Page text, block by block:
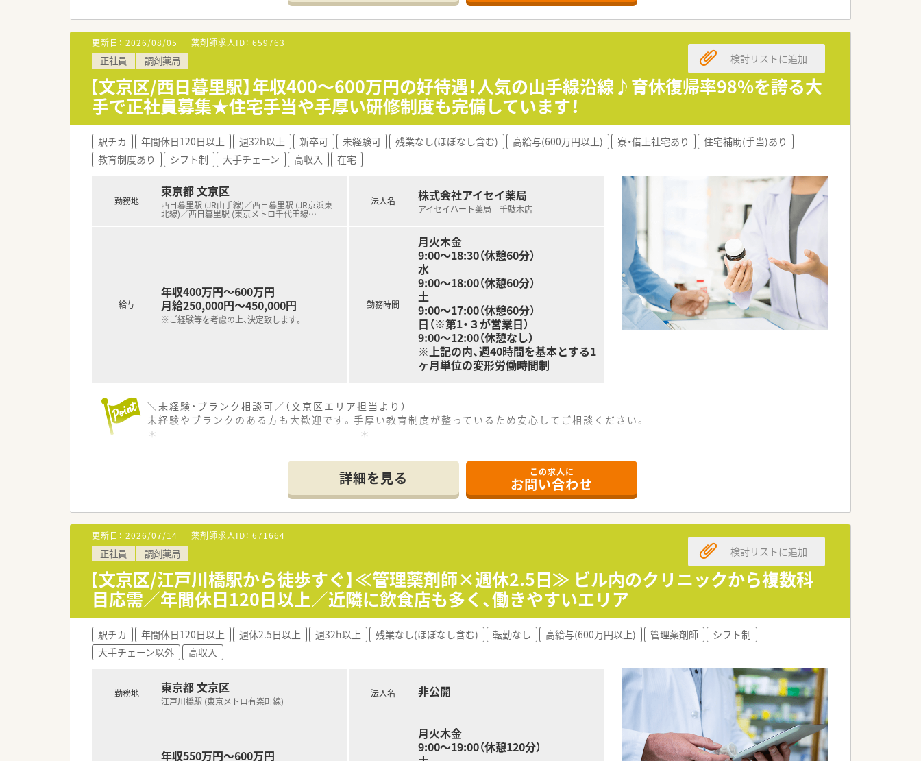
■都内近隣で2店舗を展開しておりオープンから年数が浅いため清潔で綺麗なお店が大きな魅力です。
■主な担当業務として調剤業務および広報に関連する業務などを幅広くお任せする予定となっております。
【想定される業務内容】
■処方箋に基づく調剤業務や調剤過誤を防ぐための厳格な監査業務を丁寧に行っていただきます。
■患者様一人ひとりに寄り添った丁寧な服薬指導を行い地域医療の向上に貢献していきます。
■店舗での調剤業務に加えて広報担当としてWebサイトやSNS等の運用補助も行います。
【勤務実態について】
■日曜日や祝日に加えてシフトに応じたお休みを取得できる安定した休日体系となっています。
■法定通りしっかりと有給休暇を取得できる環境でありプライベートの予定も立てやすいです。
■残業が発生した場合には時間外手当が全額支給されるため安心して毎日の勤務に臨めます。
更新日： 2026/08/05 薬剤師求人ID： 659763
正社員 調剤薬局
【文京区/西日暮里駅】年収400〜600万円の好待遇！人気の山手線沿線♪育休復帰率98%を誇る大
手で正社員募集★住宅手当や手厚い研修制度も完備しています！
検討リストに追加
駅チカ 年間休日120日以上 週32h以上 新卒可 未経験可 残業なし(ほぼなし含む) 高給与(600万円以上) 寮・借上社宅あり
住宅補助(手当)あり
教育制度あり
シフト制 大手チェーン 高収入 在宅
勤務地
東京都 文京区
西日暮里駅 (JR山手線)／西日暮里駅 (JR京浜東
北線)／西日暮里駅 (東京メトロ千代田線…
給与
年収400万円～600万円
月給250,000円～450,000円
※ご経験等を考慮の上、決定致します。
法人名 株式会社アイセイ薬局
アイセイハート薬局 千駄木店
勤務時間
月火木金
9:00～18:30（休憩60分）
水
9:00～18:00（休憩60分）
土
9:00～17:00（休憩60分）
日（※第1・３が営業日）
9:00～12:00（休憩なし）
※上記の内、週40時間を基本とする1
ヶ月単位の変形労働時間制
＼未経験・ブランク相談可／（文京区エリア担当より）
未経験やブランクのある方も大歓迎です。手厚い教育制度が整っているため安心してご相談ください。
＊------------------------------------------＊
【店舗情報と応需状況について】
■西日暮里駅から徒歩5分の便利な立地にあり、毎日の通勤負担も少なく快適に通うことができる環境です。
■皮膚科や耳鼻科や眼科を中心に応需しており、1日あたり約100枚の処方箋に対応するやりがいのある職場です。
■常勤薬剤師6名と事務スタッフ4名が在籍しており、居宅の在宅業務にも対応する充実した人員体制を敷いています。
【職場環境と雰囲気】
■優しくふんわりとした雰囲気の薬局であり、ノルマなどもなくノビノビと成長できる働きやすい社風が魅力です。
■中途入社者の多くが薬局の雰囲気の良さを入社の決め手にしており、人材定着率は97パーセントと高水準です。
■自動監査システムや自動混注器などの最新技術を順次導入しており、業務負担を軽減する体制が整っています。
【やりがい/おすすめポイント】
■医師との距離が近く顔が見える関係性を構築できるため、疑義照会もスムーズに行えチーム医療を実感できる環境です。
■豊富なeラーニング研修が全額補助で受講可能であり、働きながら薬剤師としての知識を継続して身に付けられます。
■処方箋を持参すればお薬代の7割を会社が負担するサポート制度があり、社員の健康管理も手厚くバックアップします。
詳細を見る この求人に
お問い合わせ
更新日： 2026/07/14 薬剤師求人ID： 671664
正社員 調剤薬局
【文京区/江戸川橋駅から徒歩すぐ】≪管理薬剤師×週休2.5日≫ ビル内のクリニックから複数科
目応需／年間休日120日以上／近隣に飲食店も多く、働きやすいエリア
検討リストに追加
駅チカ 年間休日120日以上 週休2.5日以上 週32h以上 残業なし(ほぼなし含む) 転勤なし 高給与(600万円以上) 管理薬剤師
シフト制
大手チェーン以外
高収入
勤務地 東京都 文京区
江戸川橋駅 (東京メトロ有楽町線)
年収550万円～600万円
法人名 非公開
月火木金
9:00〜19:00（休憩120分）